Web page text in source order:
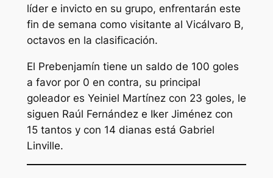
líder e invicto en su grupo, enfrentarán este
fin de semana como visitante al Vicálvaro B,
octavos en la clasificación.
El Prebenjamín tiene un saldo de 100 goles
a favor por 0 en contra, su principal
goleador es Yeiniel Martínez con 23 goles, le
siguen Raúl Fernández e Iker Jiménez con
15 tantos y con 14 dianas está Gabriel
Linville.